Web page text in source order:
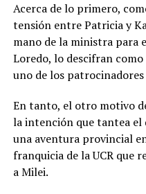
Acerca de lo primero,
tensión entre Patricia y
mano de la ministra para
Loredo, lo descifran
uno de los
En tanto, el otro motivo
la intención que tantea el
una aventura provincial
franquicia de la UCR que
a Milei.